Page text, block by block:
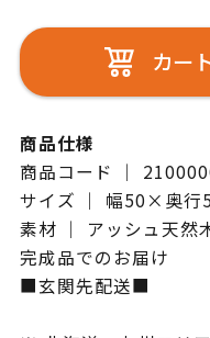
カー
商品仕様
商品コード ｜
サイズ ｜ 幅50×奥
素材 ｜ アッシュ天然
完成品でのお届け
■玄関先配送■